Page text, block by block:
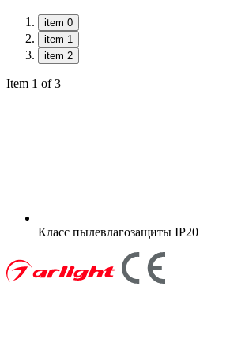
item 0
item 1
item 2
Item 1 of 3
Класс пылевлагозащиты IP20